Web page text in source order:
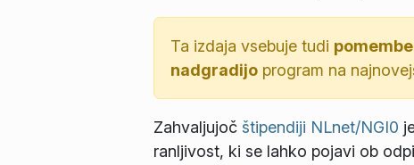
Ta izdaja vsebuje tudi
nadgradijo program na
Zahvaljujoč štipendiji NLnet/NGI0
ranljivost, ki se lahko pojavi ob